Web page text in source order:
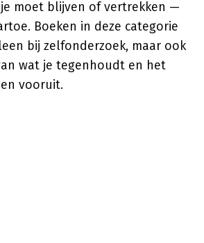
moet blijven of vertrekken —
Boeken in deze categorie
bij zelfonderzoek, maar ook
wat je tegenhoudt en het
vooruit.